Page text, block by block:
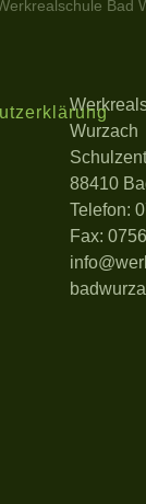
Bad
Wurzach
88410
Telefon:
Fax: